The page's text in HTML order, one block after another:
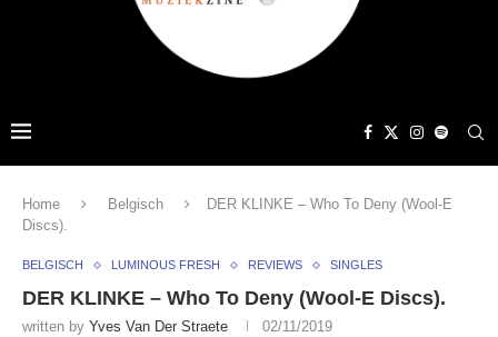
Home Belgisch
DER KLINKE – Who To Deny (Wool-E
Discs).
BELGISCH LUMINOUS FRESH REVIEWS SINGLES
DER KLINKE – Who To Deny (Wool-E Discs).
written by Yves Van Der Straete 02/11/2019